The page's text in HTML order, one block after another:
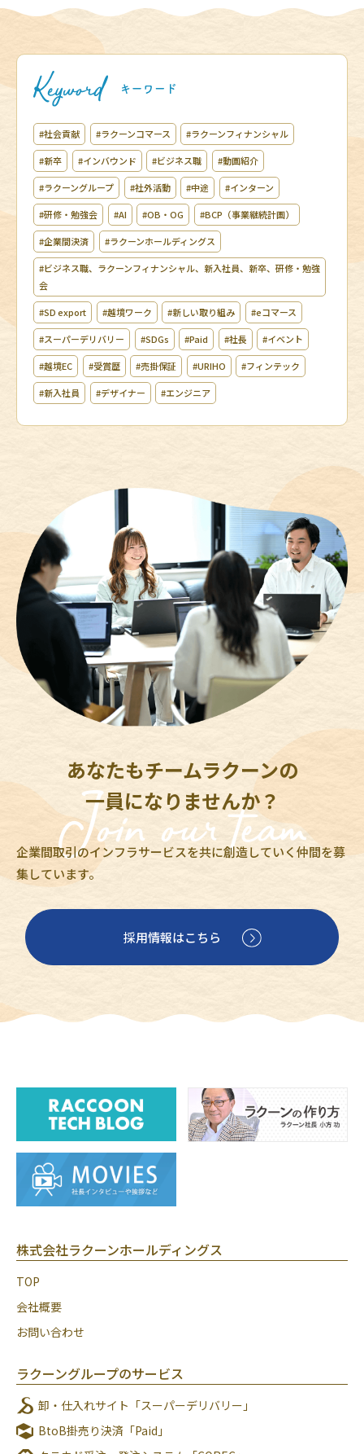
#社会貢献 #ラクーンコマース #ラクーンフィナンシャル
#新卒 #インバウンド #ビジネス職 #動画紹介
#ラクーングループ #社外活動 #中途 #インターン
#研修・勉強会 #AI #OB・OG #BCP（事業継続計画）
#企業間決済 #ラクーンホールディングス
#ビジネス職、ラクーンフィナンシャル、新入社員、新卒、研修・勉強
会
#SD export #越境ワーク #新しい取り組み #eコマース
#スーパーデリバリー #SDGs #Paid #社長 #イベント
#越境EC #受賞歴 #売掛保証 #URIHO #フィンテック
#新入社員 #デザイナー #エンジニア
あなたもチームラクーンの
一員になりませんか？
企業間取引のインフラサービスを共に創造していく仲間を募
集しています。
採用情報はこちら
株式会社ラクーンホールディングス
TOP
会社概要
お問い合わせ
ラクーングループのサービス
卸・仕入れサイト「スーパーデリバリー」
BtoB掛売り決済「Paid」